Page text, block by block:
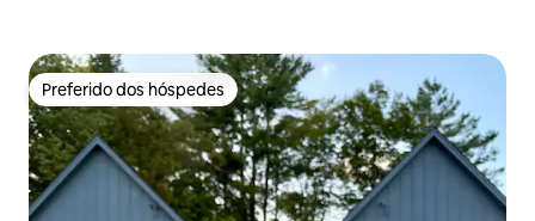
Preferido dos hóspedes
Preferido dos hóspedes